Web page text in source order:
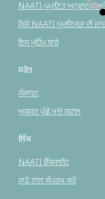
NAATI-ਪ੍ਰਮਾਣਿਤ ਅਨੁਵਾਦਕਾਂ
ਕਿਸੇ NAATI ਪ੍ਰਮਾਣਿਕਤਾ ਦੀ
ਇਸ ਮੁਹਿੰਮ ਬਾਰੇ
ਸਰੋਤ
ਸੰਸਾਧਨ
ਅਕਸਰ ਪੁੱਛੇ ਜਾਂਦੇ ਸਵਾਲ
ਲਿੰਕ
NAATI ਵੈੱਬਸਾਈਟ
ਸਾਡੇ ਨਾਲ ਸੰਪਰਕ ਕਰੋ